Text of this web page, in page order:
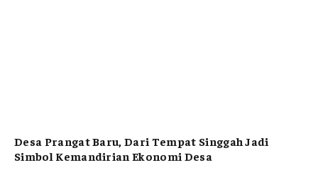
Desa Prangat Baru, Dari Tempat Singgah Jadi
Simbol Kemandirian Ekonomi Desa